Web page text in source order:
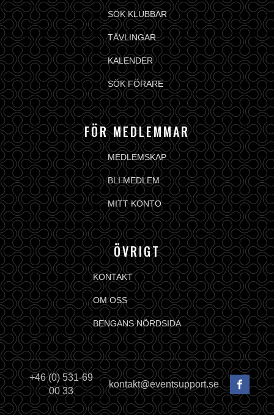
SÖK KLUBBAR
TÄVLINGAR
KALENDER
SÖK FÖRARE
FÖR MEDLEMMAR
MEDLEMSKAP
BLI MEDLEM
MITT KONTO
ÖVRIGT
KONTAKT
OM OSS
BENGANS NÖRDSIDA
+46 (0) 531-69
00 33
kontakt@eventsupport.se